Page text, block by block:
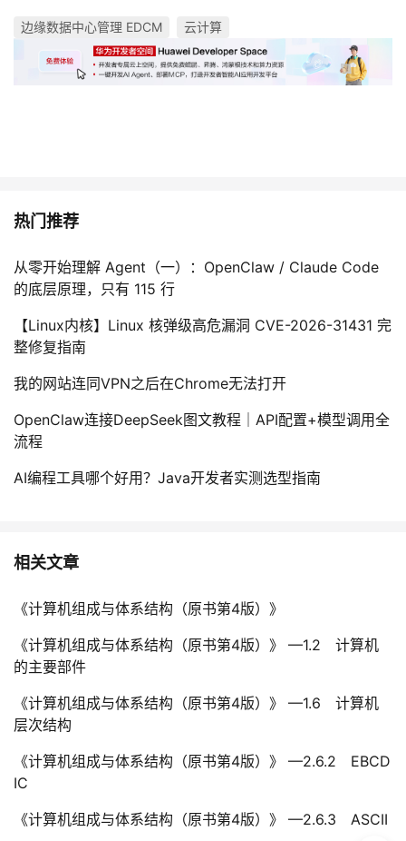
边缘数据中心管理 EDCM 云计算
热门推荐
从零开始理解 Agent（一）：OpenClaw / Claude Code
的底层原理，只有 115 行
【Linux内核】Linux 核弹级高危漏洞 CVE-2026-31431 完
整修复指南
我的网站连同VPN之后在Chrome无法打开
OpenClaw连接DeepSeek图文教程｜API配置+模型调用全
流程
AI编程工具哪个好用？Java开发者实测选型指南
相关文章
《计算机组成与体系结构（原书第4版）》
《计算机组成与体系结构（原书第4版）》 —1.2 计算机
的主要部件
《计算机组成与体系结构（原书第4版）》 —1.6 计算机
层次结构
《计算机组成与体系结构（原书第4版）》 —2.6.2 EBCD
IC
《计算机组成与体系结构（原书第4版）》 —2.6.3 ASCII